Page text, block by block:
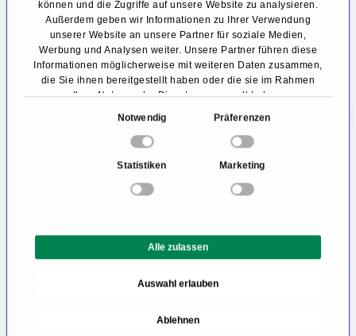
können und die Zugriffe auf unsere Website zu analysieren.
Außerdem geben wir Informationen zu Ihrer Verwendung
unserer Website an unsere Partner für soziale Medien,
Werbung und Analysen weiter. Unsere Partner führen diese
Informationen möglicherweise mit weiteren Daten zusammen,
die Sie ihnen bereitgestellt haben oder die sie im Rahmen
Ihrer Nutzung der Dienste gesammelt haben.
Notwendig Präferenzen
Statistiken Marketing
Alle zulassen
Auswahl erlauben
Ablehnen
aufgefüllt. Die Schmerzen werden stärker
und auch diagnostisch lässt sich eindeutig
Kalk nachweisen.
Resorptionsphase: Das Kalkdepot löst sich
spontan unter Einwirkung einer
Entzündungsreaktion auf. Der
Schleimbeutel des Schultergelenks
entzündet sich meist ebenso (Bursitis
keinen Raum sich auszudehnen, weil er
nach oben hin an das Schulterdach und
und in der Folge durch den erhöhten